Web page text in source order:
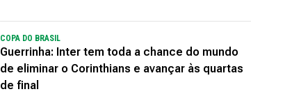
COPA DO BRASIL
Guerrinha: Inter tem toda a chance do mundo
de eliminar o Corinthians e avançar às quartas
de final